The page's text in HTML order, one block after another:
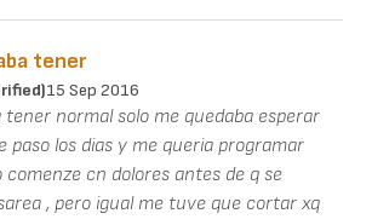
tener
15 Sep 2016
tener normal solo me quedaba esperar
paso los dias y me queria programar
comenze cn dolores antes de q se
, pero igual me tuve que cortar xq